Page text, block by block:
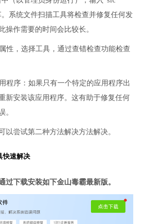
。系统文件扫描工具将检查并修复任何发
操作需要的时间会比较长。
性，选择工具，通过查错检查功能检查
程序：如果只有一个特定的应用程序出
新安装该应用程序。这有助于修复任何
。
以尝试第二种方法解决方法解决。
快速解决
过下载安装如下金山毒霸最新版。